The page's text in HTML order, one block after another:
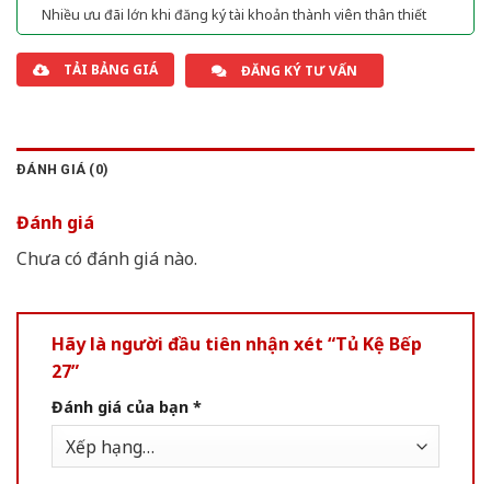
Nhiều ưu đãi lớn khi đăng ký tài khoản thành viên thân thiết
TẢI BẢNG GIÁ ĐĂNG KÝ TƯ VẤN
ĐÁNH GIÁ (0)
Đánh giá
Chưa có đánh giá nào.
Hãy là người đầu tiên nhận xét “Tủ Kệ Bếp
27”
Đánh giá của bạn *